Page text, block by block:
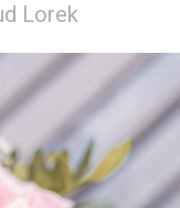
Lorek